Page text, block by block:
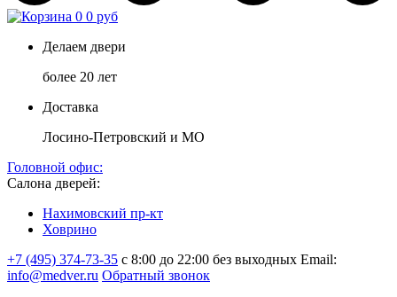
0 0 руб
Делаем двери
более 20 лет
Доставка
Лосино-Петровский и МО
Головной офис:
Салона дверей:
Нахимовский пр-кт
Ховрино
+7 (495) 374-73-35 с 8:00 до 22:00 без выходных Email:
info@medver.ru Обратный звонок